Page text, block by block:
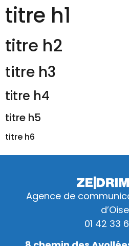
titre h1
titre h2
titre h3
titre h4
titre h5
titre h6
Agence de
d’Oise
01 42 33